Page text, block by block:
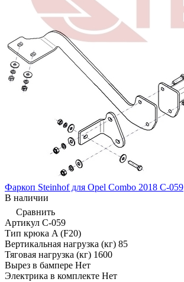
Фаркоп Steinhof для Opel Combo 2018 C-059
В наличии
Сравнить
Артикул C-059
Тип крюка A (F20)
Вертикальная нагрузка (кг) 85
Тяговая нагрузка (кг) 1600
Вырез в бампере Нет
Электрика в комплекте Нет